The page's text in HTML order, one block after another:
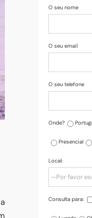
O seu nome
O seu email
O seu telefone
Onde?
Presencial
Local:
Consulta para: